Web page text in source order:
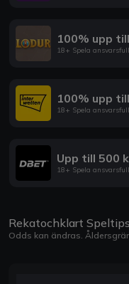
100% upp
18+ Spela
100% upp
18+ Spela
Upp till 500
18+ Spela
Rekatochklart Speltips
Odds kan ändras.